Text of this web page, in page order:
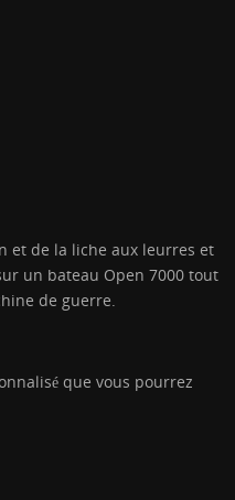
et de la liche aux leurres et
un bateau Open 7000 tout
de guerre.
que vous pourrez